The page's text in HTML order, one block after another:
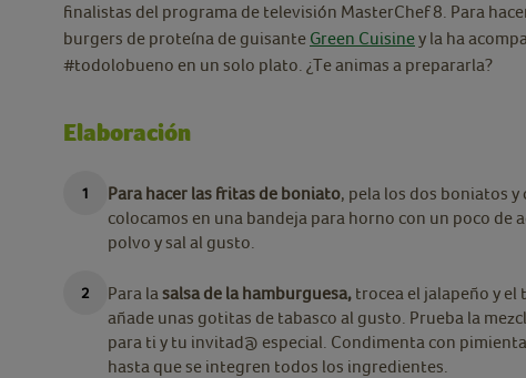
finalistas del programa de televisión MasterChef 8. Para
burgers de proteína de guisante Green Cuisiney la ha
#todolobueno en un solo plato. ¿Te animas a prepararla?
Elaboración
Para hacer las fritas de boniato, pela los dos boniatos
colocamos en una bandeja para horno con un poco de
polvo y sal al gusto.
Para la salsa de la hamburguesa, trocea el jalapeño y el
añade unas gotitas de tabasco al gusto. Prueba la
para ti y tu invitad@ especial. Condimenta con
hasta que se integren todos los ingredientes.